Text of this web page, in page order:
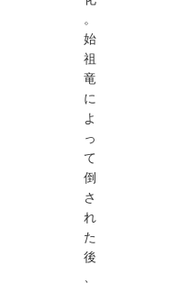
。
始
祖
竜
に
よ
っ
て
倒
さ
れ
た
後
、